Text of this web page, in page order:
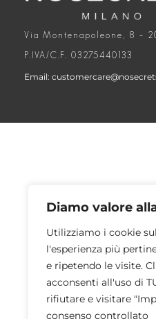
Diamo valore
Utilizziamo i cookie
l'esperienza più
e ripetendo le visite.
acconsenti all'uso di
rifiutare e visitare
consenso controllato
Via Montenapoleone, 8 –
P.IVA/C.F. 03275440133
Email: